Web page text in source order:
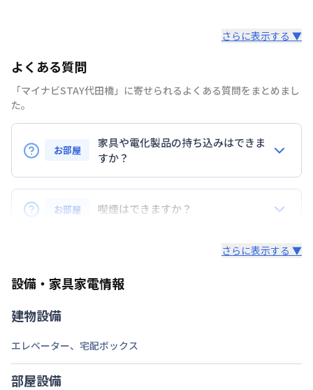
禁煙・喫煙
定員
2名
次回更新日
情報更新日より14日以内
さらに表示する ▼
よくある質問
「マイナビSTAY代田橋」に寄せられるよくある質問をまとめまし
た。
お部屋
家具や電化製品の持ち込みはできま
すか？
お持ち込みいただけます。
ただし、標準設備として部屋に備え付けの家具・家電
以外の扱いについては当社では責任を負いかねます。
また、お持ち込みいただいた家具や家電はご退去時に
お部屋 喫煙はできますか？
さらに表示する ▼
設備・家具家電情報
建物設備
エレベーター、 宅配ボックス
部屋設備